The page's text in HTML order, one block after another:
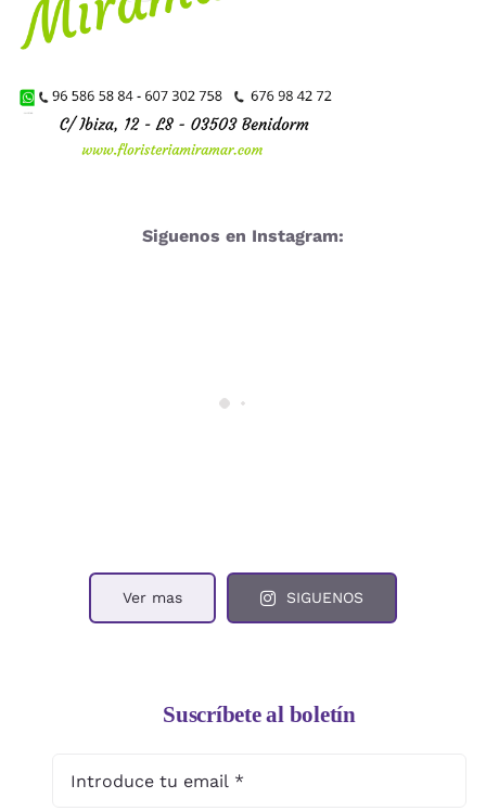
Siguenos en Instagram:
Ver mas SIGUENOS
Suscríbete al boletín